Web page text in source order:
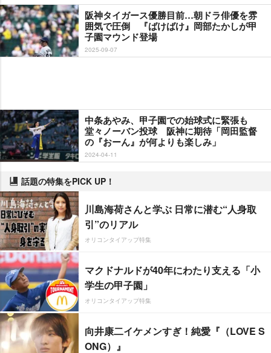
阪神タイガース優勝目前…朝ドラ俳優を雰
囲気で圧倒 『ばけばけ』岡部たかしが甲
子園マウンド登場
2025-09-07
中条あやみ、甲子園での始球式に緊張も
堂々ノーバン投球 阪神に期待「岡田監督
の『おーん』が何よりも楽しみ」
2024-04-11
話題の特集をPICK UP！
川島海荷さんと学ぶ 日常に潜む“人身取
引”のリアル
オリコンタイアップ特集
マクドナルドが40年にわたり支える「小
学生の甲子園」
オリコンタイアップ特集
向井康二イケメンすぎ！純愛『（LOVE S
ONG）』